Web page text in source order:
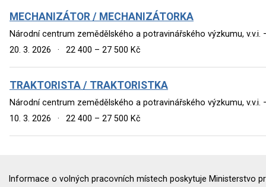
MECHANIZÁTOR / MECHANIZÁTORKA
Národní centrum zemědělského a potravinářského výzkumu, v.v.i.
20. 3. 2026
· 22 400 – 27 500 Kč
TRAKTORISTA / TRAKTORISTKA
Národní centrum zemědělského a potravinářského výzkumu, v.v.i.
10. 3. 2026
· 22 400 – 27 500 Kč
Informace o volných pracovních místech poskytuje Ministerstvo